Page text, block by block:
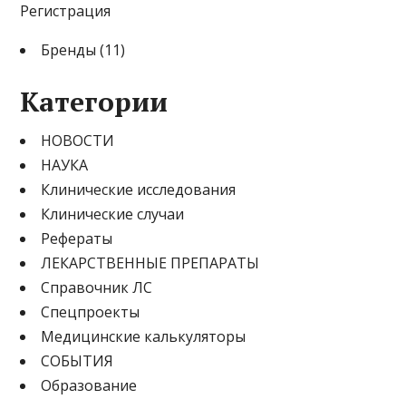
Регистрация
Бренды (11)
Категории
НОВОСТИ
НАУКА
Клинические исследования
Клинические случаи
Рефераты
ЛЕКАРСТВЕННЫЕ ПРЕПАРАТЫ
Cправочник ЛС
Спецпроекты
Медицинские калькуляторы
СОБЫТИЯ
Образование